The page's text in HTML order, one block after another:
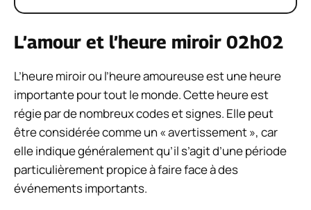
L’amour et l’heure miroir 02h02
L’heure miroir ou l’heure amoureuse est une heure
importante pour tout le monde. Cette heure est
régie par de nombreux codes et signes. Elle peut
être considérée comme un « avertissement », car
elle indique généralement qu’il s’agit d’une période
particulièrement propice à faire face à des
événements importants.